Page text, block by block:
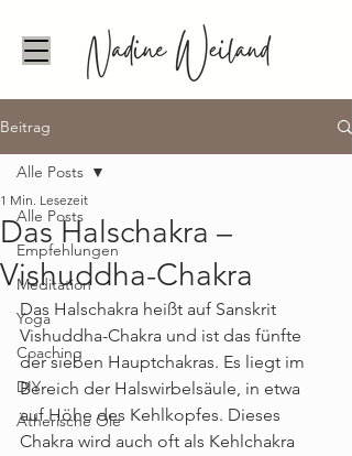
Beitrag
Alle Posts
Empfehlungen
Meditation
Yoga
Coaching
DIY
Ätherische Öle
Alle Posts
Das Halschakra –
Vishuddha-Chakra
1 Min. Lesezeit
Das Halschakra heißt auf Sanskrit
Vishuddha-Chakra und ist das fünfte
der sieben Hauptchakras. Es liegt im
Bereich der Halswirbelsäule, in etwa
auf Höhe des Kehlkopfes. Dieses
Chakra wird auch oft als Kehlchakra